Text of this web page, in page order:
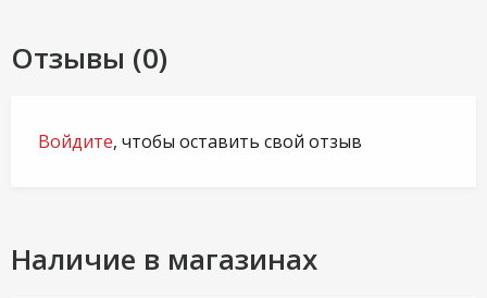
Отзывы (0)
Войдите, чтобы оставить свой отзыв
Наличие в магазинах